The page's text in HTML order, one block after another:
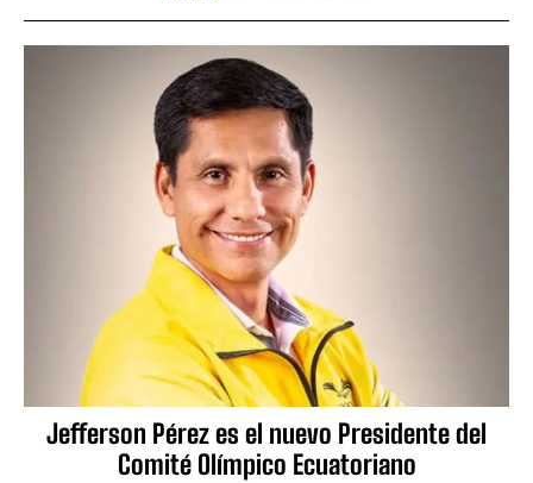
Jefferson Pérez es el nuevo Presidente del
Comité Olímpico Ecuatoriano